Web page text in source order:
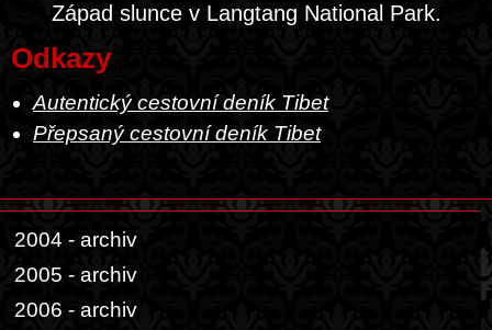
Západ slunce v Langtang National Park.
Odkazy
Autentický cestovní deník Tibet
Přepsaný cestovní deník Tibet
2004 - archiv
2005 - archiv
2006 - archiv